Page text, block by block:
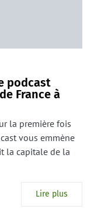
podcast
France à
la première fois
vous emmène
la capitale de la
Lire plus